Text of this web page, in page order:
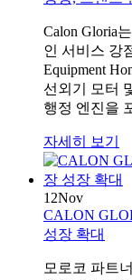
Calon Gloria
인 서비스 강
Equipment
선외기 모터
행정 엔진을
자세히 보기
12Nov
CALON
성장 확대
모로코 파트